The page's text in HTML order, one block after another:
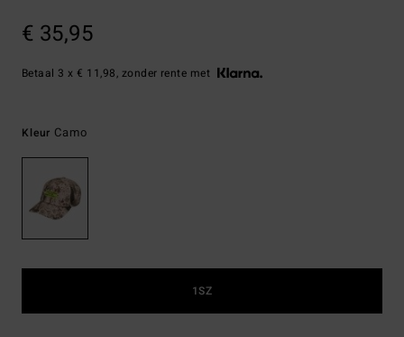
€ 35,95
Betaal 3 x € 11,98, zonder rente met
Kleur Camo
1SZ